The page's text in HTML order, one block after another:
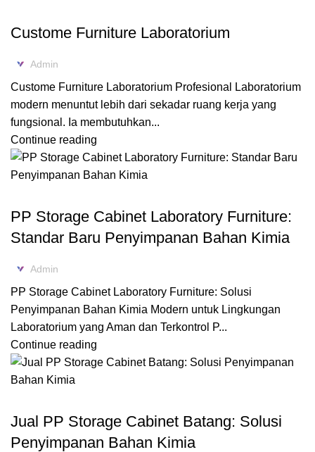
Custome Furniture Laboratorium
Admin
Custome Furniture Laboratorium Profesional Laboratorium
modern menuntut lebih dari sekadar ruang kerja yang
fungsional. Ia membutuhkan...
Continue reading
PP Storage Cabinet Laboratory Furniture:
Standar Baru Penyimpanan Bahan Kimia
Admin
PP Storage Cabinet Laboratory Furniture: Solusi
Penyimpanan Bahan Kimia Modern untuk Lingkungan
Laboratorium yang Aman dan Terkontrol P...
Continue reading
Jual PP Storage Cabinet Batang: Solusi
Penyimpanan Bahan Kimia